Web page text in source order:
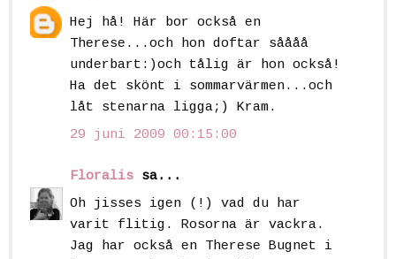
Hej hå! Här bor också en
Therese...och hon doftar såååå
underbart:)och tålig är hon också!
Ha det skönt i sommarvärmen...och
låt stenarna ligga;) Kram.
29 juni 2009 00:15:00
Floralis sa...
Oh jisses igen (!) vad du har
varit flitig. Rosorna är vackra.
Jag har också en Therese Bugnet i